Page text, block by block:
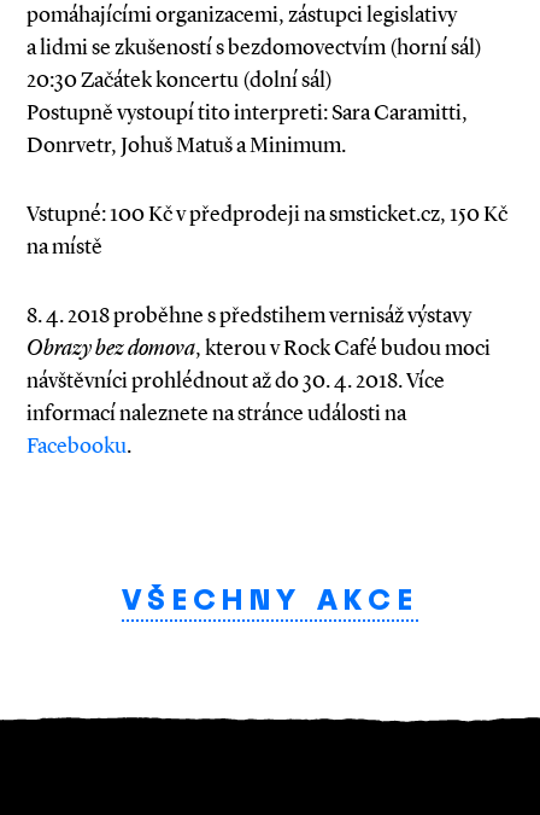
pomáhajícími organizacemi, zástupci legislativy
a lidmi se zkušeností s bezdomovectvím (horní sál)
20:30 Začátek koncertu (dolní sál)
Postupně vystoupí tito interpreti: Sara Caramitti,
Donrvetr, Johuš Matuš a Minimum.
Vstupné: 100 Kč v předprodeji na smsticket.cz, 150 Kč
na místě
8. 4. 2018 proběhne s předstihem vernisáž výstavy
Obrazy bez domova, kterou v Rock Café budou moci
návštěvníci prohlédnout až do 30. 4. 2018. Více
informací naleznete na stránce události na
Facebooku.
VŠECHNY AKCE